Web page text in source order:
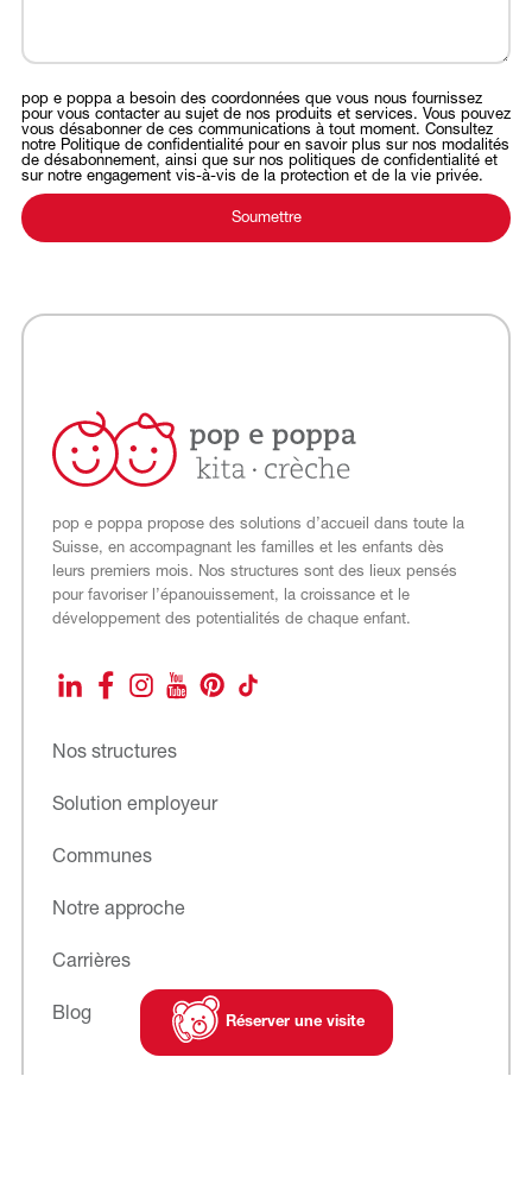
Réserver une visite
pop e poppa a besoin des coordonnées que vous nous fournissez
pour vous contacter au sujet de nos produits et services. Vous pouvez
vous désabonner de ces communications à tout moment. Consultez
notre Politique de confidentialité pour en savoir plus sur nos modalités
de désabonnement, ainsi que sur nos politiques de confidentialité et
sur notre engagement vis-à-vis de la protection et de la vie privée.
pop e poppa propose des solutions d’accueil dans toute la
Suisse, en accompagnant les familles et les enfants dès
leurs premiers mois. Nos structures sont des lieux pensés
pour favoriser l’épanouissement, la croissance et le
développement des potentialités de chaque enfant.
LinkedInFacebookInstagram
YouTubePinterestTikTok
Nos structures
Solution employeur
Communes
Notre approche
Carrières
Blog